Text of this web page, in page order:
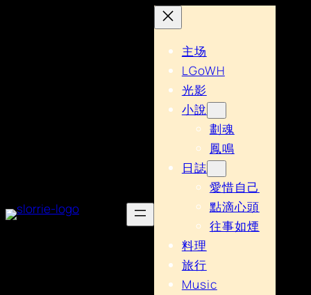
主场
LGoWH
光影
小說
劃魂
鳳鳴
日誌
愛惜自己
點滴心頭
往事如煙
料理
旅行
Music